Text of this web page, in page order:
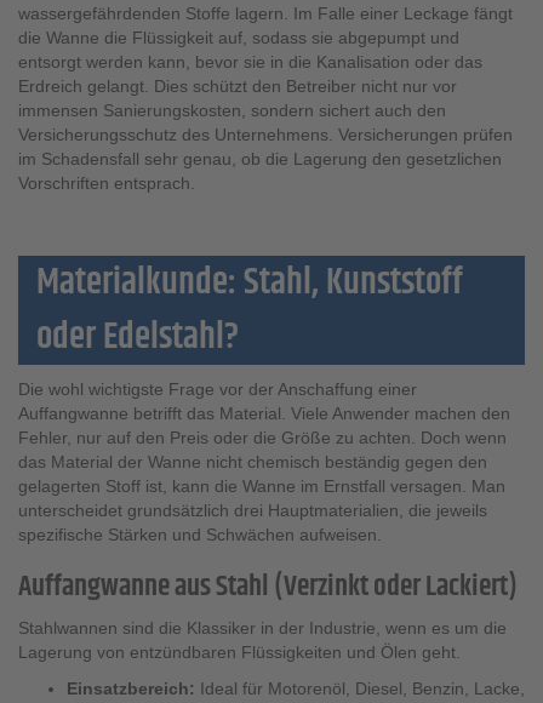
wassergefährdenden Stoffe lagern. Im Falle einer Leckage fängt
die Wanne die Flüssigkeit auf, sodass sie abgepumpt und
entsorgt werden kann, bevor sie in die Kanalisation oder das
Erdreich gelangt. Dies schützt den Betreiber nicht nur vor
immensen Sanierungskosten, sondern sichert auch den
Versicherungsschutz des Unternehmens. Versicherungen prüfen
im Schadensfall sehr genau, ob die Lagerung den gesetzlichen
Vorschriften entsprach.
Materialkunde: Stahl, Kunststoff
oder Edelstahl?
Die wohl wichtigste Frage vor der Anschaffung einer
Auffangwanne betrifft das Material. Viele Anwender machen den
Fehler, nur auf den Preis oder die Größe zu achten. Doch wenn
das Material der Wanne nicht chemisch beständig gegen den
gelagerten Stoff ist, kann die Wanne im Ernstfall versagen. Man
unterscheidet grundsätzlich drei Hauptmaterialien, die jeweils
spezifische Stärken und Schwächen aufweisen.
Auffangwanne aus Stahl (Verzinkt oder Lackiert)
Stahlwannen sind die Klassiker in der Industrie, wenn es um die
Lagerung von entzündbaren Flüssigkeiten und Ölen geht.
Einsatzbereich: Ideal für Motorenöl, Diesel, Benzin, Lacke,